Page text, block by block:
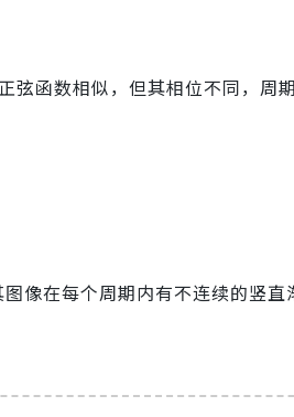
函数相似，但其相位不同，周
在每个周期内有不连续的竖直